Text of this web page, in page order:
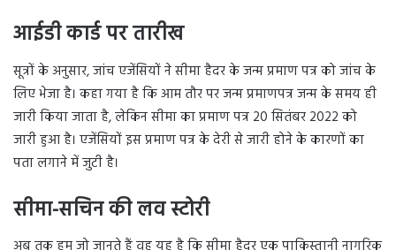
आईडी कार्ड पर तारीख
सूत्रों के अनुसार, जांच एजेंसियों ने सीमा हैदर के जन्म प्रमाण पत्र को जांच के
लिए भेजा है। कहा गया है कि आम तौर पर जन्म प्रमाणपत्र जन्म के समय ही
जारी किया जाता है, लेकिन सीमा का प्रमाण पत्र 20 सितंबर 2022 को
जारी हुआ है। एजेंसियों इस प्रमाण पत्र के देरी से जारी होने के कारणों का
पता लगाने में जुटी है।
सीमा-सचिन की लव स्टोरी